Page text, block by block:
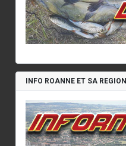
INFO ROANNE ET SA REGION